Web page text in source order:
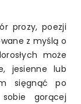
prozy, poezji
z myślą o
może
jesienne lub
sięgnąć po
gorącej